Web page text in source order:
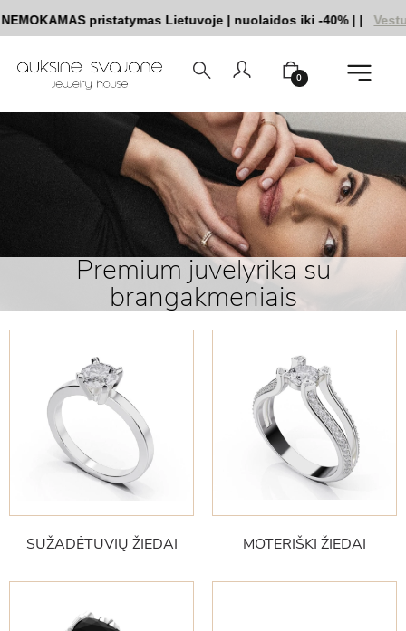
pristatymas Lietuvoje|nuolaidos iki -40% ||
0
Premium juvelyrika su
brangakmeniais
SUŽADĖTUVIŲ ŽIEDAI MOTERIŠKI ŽIEDAI